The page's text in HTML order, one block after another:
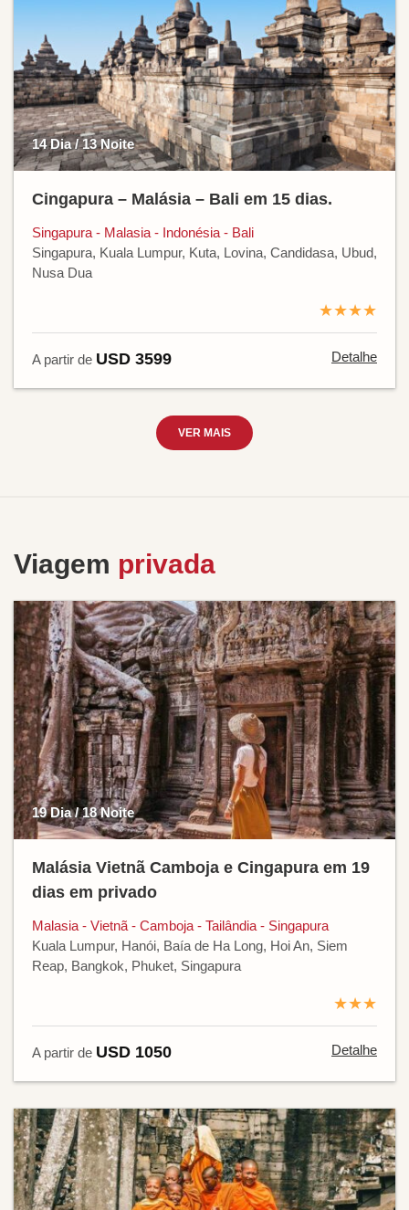
14 Dia / 13 Noite
Cingapura – Malásia – Bali em 15 dias.
Singapura - Malasia - Indonésia - Bali
Singapura, Kuala Lumpur, Kuta, Lovina, Candidasa, Ubud,
Nusa Dua
★★★★
A partir de USD 3599 Detalhe
VER MAIS
Viagem privada
19 Dia / 18 Noite
Malásia Vietnã Camboja e Cingapura em 19
dias em privado
Malasia - Vietnã - Camboja - Tailândia - Singapura
Kuala Lumpur, Hanói, Baía de Ha Long, Hoi An, Siem
Reap, Bangkok, Phuket, Singapura
★★★
A partir de USD 1050 Detalhe